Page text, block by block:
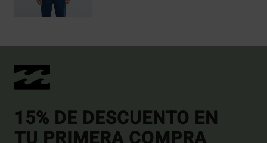
15% DE DESCUENTO EN